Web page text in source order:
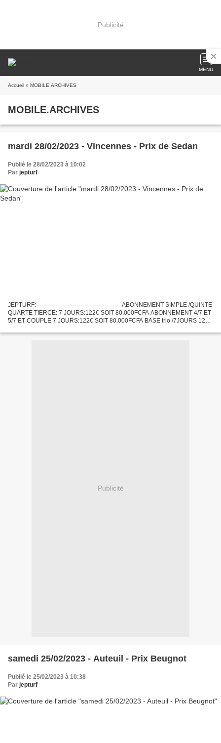
Publicité
MENU
Accueil » MOBILE.ARCHIVES
MOBILE.ARCHIVES
mardi 28/02/2023 - Vincennes - Prix de Sedan
Publié le 28/02/2023 à 10:02
Par jepturf
JEPTURF: ------------------------------------------ ABONNEMENT SIMPLE /QUINTE
QUARTE TIERCE: 7 JOURS:122€ SOIT 80.000FCFA ABONNEMENT 4/7 ET
5/7 ET COUPLE 7 JOURS:122€ SOIT 80.000FCFA BASE trio /7JOURS 122€
Publicité
samedi 25/02/2023 - Auteuil - Prix Beugnot
Publié le 25/02/2023 à 10:38
Par jepturf